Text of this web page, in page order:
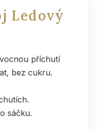
Ledový
příchutí
bez cukru.
sáčku.